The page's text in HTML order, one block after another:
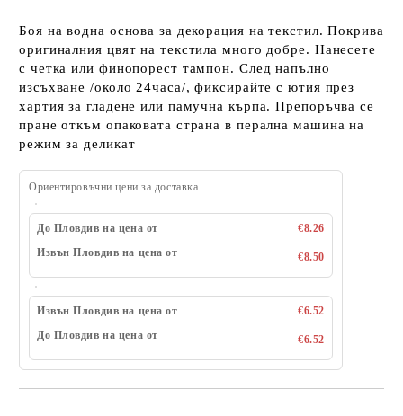
Боя на водна основа за декорация на текстил. Покрива
оригиналния цвят на текстила много добре. Нанесете
с четка или финопорест тампон. След напълно
изсъхване /около 24часа/, фиксирайте с ютия през
хартия за гладене или памучна кърпа. Препоръчва се
пране откъм опаковата страна в перална машина на
режим за деликат
Ориентировъчни цени за доставка
До Пловдив на цена от
€8.26
Извън Пловдив на цена от
€8.50
Извън Пловдив на цена от
€6.52
До Пловдив на цена от
€6.52